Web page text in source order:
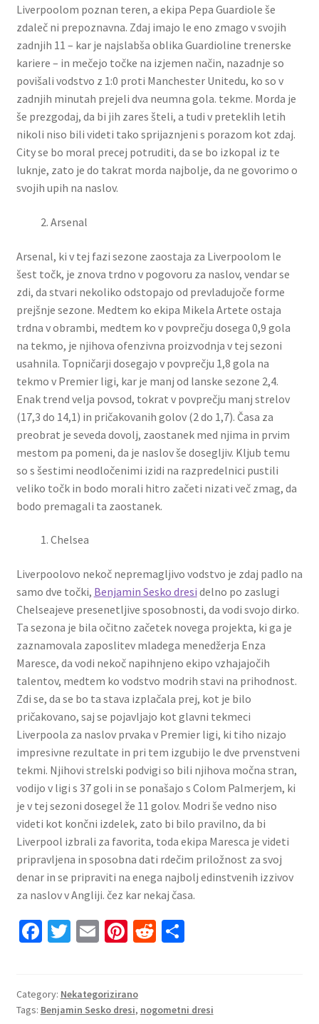
Liverpoolom poznan teren, a ekipa Pepa Guardiole še
zdaleč ni prepoznavna. Zdaj imajo le eno zmago v svojih
zadnjih 11 – kar je najslabša oblika Guardioline trenerske
kariere – in mečejo točke na izjemen način, nazadnje so
povišali vodstvo z 1:0 proti Manchester Unitedu, ko so v
zadnjih minutah prejeli dva neumna gola. tekme. Morda je
še prezgodaj, da bi jih zares šteli, a tudi v preteklih letih
nikoli niso bili videti tako sprijaznjeni s porazom kot zdaj.
City se bo moral precej potruditi, da se bo izkopal iz te
luknje, zato je do takrat morda najbolje, da ne govorimo o
svojih upih na naslov.
Arsenal
Arsenal, ki v tej fazi sezone zaostaja za Liverpoolom le
šest točk, je znova trdno v pogovoru za naslov, vendar se
zdi, da stvari nekoliko odstopajo od prevladujoče forme
prejšnje sezone. Medtem ko ekipa Mikela Artete ostaja
trdna v obrambi, medtem ko v povprečju dosega 0,9 gola
na tekmo, je njihova ofenzivna proizvodnja v tej sezoni
usahnila. Topničarji dosegajo v povprečju 1,8 gola na
tekmo v Premier ligi, kar je manj od lanske sezone 2,4.
Enak trend velja povsod, tokrat v povprečju manj strelov
(17,3 do 14,1) in pričakovanih golov (2 do 1,7). Časa za
preobrat je seveda dovolj, zaostanek med njima in prvim
mestom pa pomeni, da je naslov še dosegljiv. Kljub temu
so s šestimi neodločenimi izidi na razpredelnici pustili
veliko točk in bodo morali hitro začeti nizati več zmag, da
bodo premagali ta zaostanek.
Chelsea
Liverpoolovo nekoč nepremagljivo vodstvo je zdaj padlo na
samo dve točki, Benjamin Sesko dresi delno po zaslugi
Chelseajeve presenetljive sposobnosti, da vodi svojo dirko.
Ta sezona je bila očitno začetek novega projekta, ki ga je
zaznamovala zaposlitev mladega menedžerja Enza
Maresce, da vodi nekoč napihnjeno ekipo vzhajajočih
talentov, medtem ko vodstvo modrih stavi na prihodnost.
Zdi se, da se bo ta stava izplačala prej, kot je bilo
pričakovano, saj se pojavljajo kot glavni tekmeci
Liverpoola za naslov prvaka v Premier ligi, ki tiho nizajo
impresivne rezultate in pri tem izgubijo le dve prvenstveni
tekmi. Njihovi strelski podvigi so bili njihova močna stran,
vodijo v ligi s 37 goli in se ponašajo s Colom Palmerjem, ki
je v tej sezoni dosegel že 11 golov. Modri ​​še vedno niso
videti kot končni izdelek, zato bi bilo pravilno, da bi
Liverpool izbrali za favorita, toda ekipa Maresca je videti
pripravljena in sposobna dati rdečim priložnost za svoj
denar in se pripraviti na enega najbolj edinstvenih izzivov
za naslov v Angliji. čez kar nekaj časa.
Fa
o
T
er
E
l
Pi
es
R S
e
Category: Nekategorizirano
Tags: Benjamin Sesko dresi, nogometni dresi